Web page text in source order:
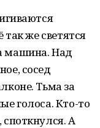
так же светятся
машина. Над
сосед
Тьма за
голоса. Кто-то
А